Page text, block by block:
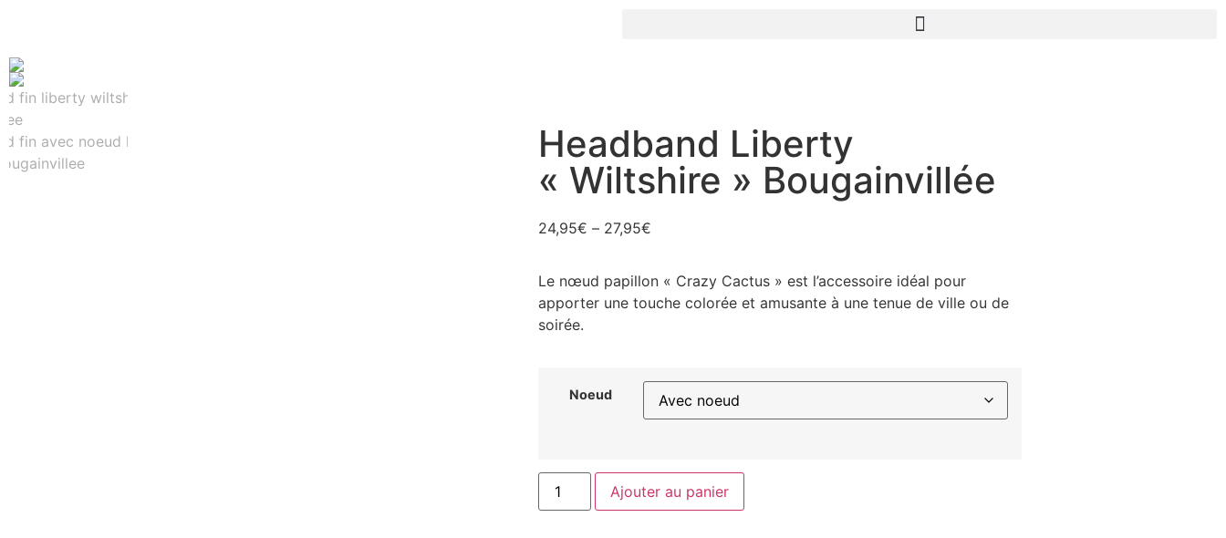
Headband Liberty
« Wiltshire » Bougainvillée
24,95€ – 27,95€
Le nœud papillon « Crazy Cactus » est l’accessoire idéal pour
apporter une touche colorée et amusante à une tenue de ville ou de
soirée.
Noeud
Ajouter au panier